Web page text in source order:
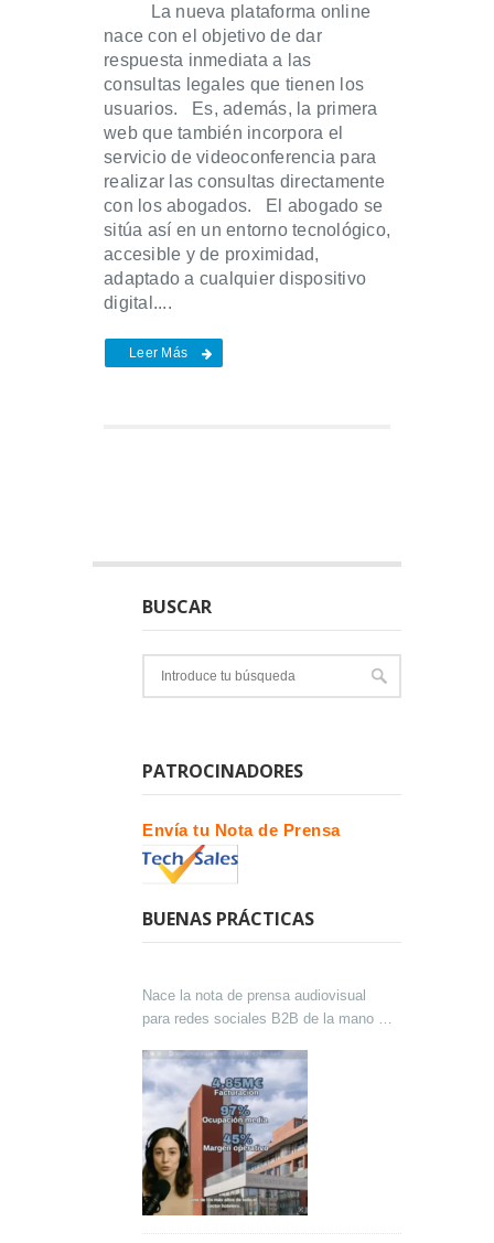
La nueva plataforma online
nace con el objetivo de dar
respuesta inmediata a las
consultas legales que tienen los
usuarios. Es, además, la primera
web que también incorpora el
servicio de videoconferencia para
realizar las consultas directamente
con los abogados. El abogado se
sitúa así en un entorno tecnológico,
accesible y de proximidad,
adaptado a cualquier dispositivo
digital....
Leer Más
BUSCAR
PATROCINADORES
Envía tu Nota de Prensa
BUENAS PRÁCTICAS
Nace la nota de prensa audiovisual
para redes sociales B2B de la mano de